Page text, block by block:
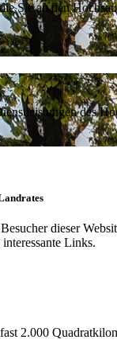
Sie an den
des
dieser
Links.
2.000